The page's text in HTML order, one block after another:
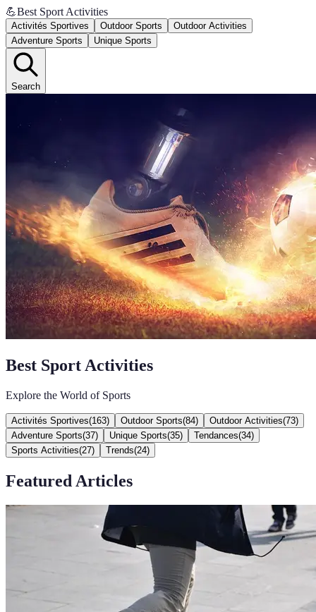
💪Best Sport Activities
Activités Sportives Outdoor Sports
Outdoor Activities
Adventure Sports
Unique Sports
Search
Best Sport Activities
Explore the World of Sports
Activités Sportives(163) Outdoor Sports(84) Outdoor Activities(73)
Adventure Sports(37) Unique Sports(35) Tendances(34)
Sports Activities(27) Trends(24)
Featured Articles